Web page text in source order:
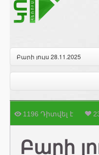
Բարի լույս 28.11.2025
1196 Դիտվել է
Բարի